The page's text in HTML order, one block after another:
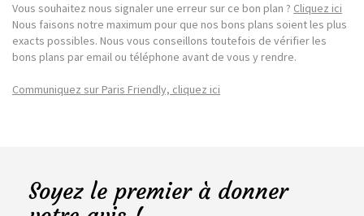
Vous souhaitez nous signaler une erreur sur ce bon plan ? Cliquez ici
Nous faisons notre maximum pour que nos bons plans soient les plus
exacts possibles. Nous vous conseillons toutefois de vérifier les
bons plans par email ou téléphone avant de vous y rendre.
Communiquez sur Paris Friendly, cliquez ici
Soyez le premier à donner